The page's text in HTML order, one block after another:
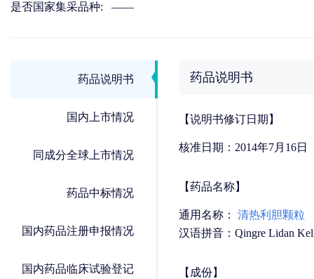
是否国家集采品种:
——
药品说明书
国内上市情况
同成分全球上市情况
药品中标情况
国内药品注册申报情况
国内药品临床试验登记
药品说明书
【说明书修订日期】
核准日期：2014年7月16日
【药品名称】
通用名称： 清热利胆颗粒
汉语拼音：Qingre Lidan
【成份】